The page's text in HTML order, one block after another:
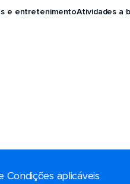
e entretenimentoAtividades a
aplicáveis